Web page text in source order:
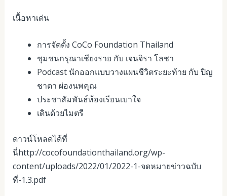
เนื้อหาเด่น
การจัดตั้ง CoCo Foundation Thailand
ชุมชนกรุณาเชียงราย กับ เจนจิรา โลชา
Podcast นักออกแบบวางแผนชีวิตระยะท้าย กับ ปิญ
ชาดา ผ่องนพคุณ
ประชาสัมพันธ์ห้องเรียนเบาใจ
เดินด้วยไมตรี
ดาวน์โหลดได้ที่
นี่http://cocofoundationthailand.org/wp-
content/uploads/2022/01/2022-1-จดหมายข่าวฉบับ
ที่-1.3.pdf